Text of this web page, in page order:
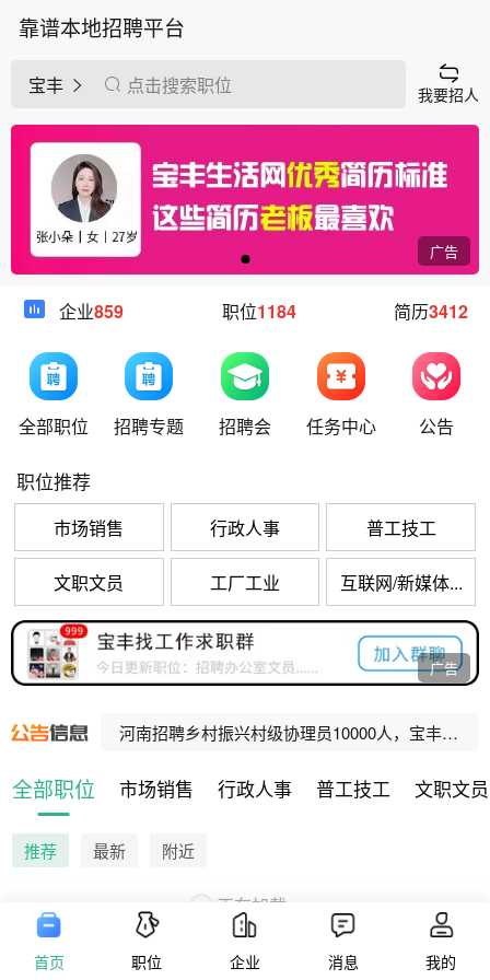
靠谱本地招聘平台
宝丰 点击搜索职位 我要招人
广告
企业859 职位1184 简历3412
全部职位 招聘专题 招聘会 任务中心 公告
职位推荐
市场销售 行政人事 普工技工
文职文员 工厂工业 互联网/新媒体...
广告
河南招聘乡村振兴村级协理员10000人，宝丰招聘80人！
宝丰县公办养老机构招聘工作人员公告
全部职位 市场销售 行政人事 普工技工 文职文员
推荐 最新 附近
正在加载...
版权信息 隐私政策 用户协议 营业执照
首页 职位 企业 消息 我的